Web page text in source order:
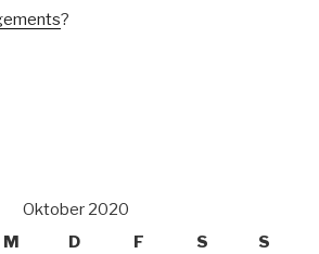
?
Oktober 2020
M D F S S